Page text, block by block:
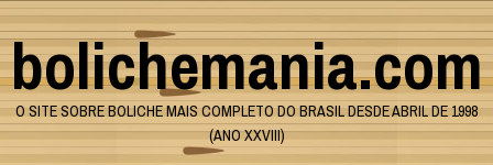
Skip
to
content
bolichemania.com
O SITE SOBRE BOLICHE MAIS COMPLETO DO BRASIL DESDE ABRIL DE 1998
(ANO XXVIII)